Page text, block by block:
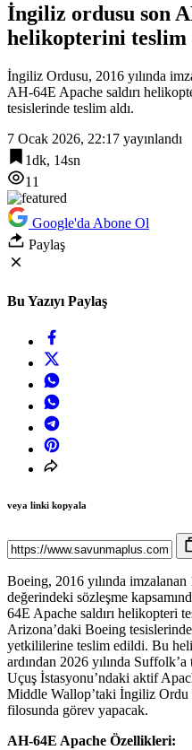
İngiliz ordusu son
helikopterini teslim
İngiliz Ordusu, 2016 yılında
AH-64E Apache saldırı
tesislerinde teslim aldı.
7 Ocak 2026, 22:17 yayınlandı
1dk, 14sn
11
Google'da Abone Ol
Paylaş
Bu Yazıyı Paylaş
veya linki kopyala
Boeing, 2016 yılında
değerindeki sözleşme
64E Apache saldırı helikopteri
Arizona’daki Boeing
yetkililerine teslim edildi. Bu
ardından 2026 yılında
Uçuş İstasyonu’ndaki aktif
Middle Wallop’taki İngiliz Ordu
filosunda görev yapacak.
AH-64E Apache Özellikleri: